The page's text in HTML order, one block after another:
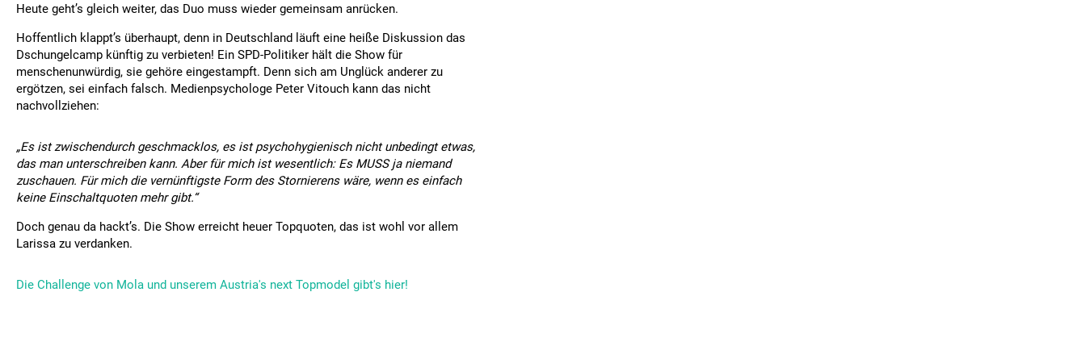
Heute geht’s gleich weiter, das Duo muss wieder gemeinsam anrücken.
Hoffentlich klappt’s überhaupt, denn in Deutschland läuft eine heiße Diskussion das
Dschungelcamp künftig zu verbieten! Ein SPD-Politiker hält die Show für
menschenunwürdig, sie gehöre eingestampft. Denn sich am Unglück anderer zu
ergötzen, sei einfach falsch. Medienpsychologe Peter Vitouch kann das nicht
nachvollziehen:
„Es ist zwischendurch geschmacklos, es ist psychohygienisch nicht unbedingt etwas,
das man unterschreiben kann. Aber für mich ist wesentlich: Es MUSS ja niemand
zuschauen. Für mich die vernünftigste Form des Stornierens wäre, wenn es einfach
keine Einschaltquoten mehr gibt.“
Doch genau da hackt’s. Die Show erreicht heuer Topquoten, das ist wohl vor allem
Larissa zu verdanken.
Die Challenge von Mola und unserem Austria's next Topmodel gibt's hier!